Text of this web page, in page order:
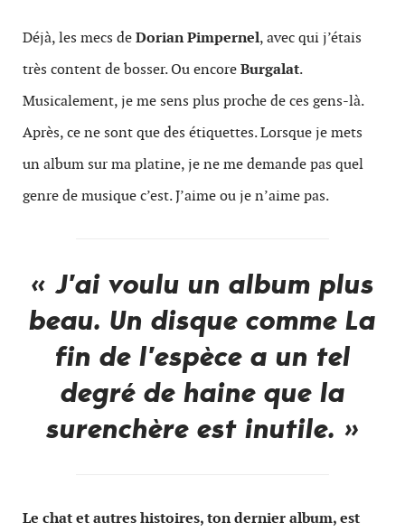
Déjà, les mecs deDorian Pimpernel, avec qui j’étais
très content de bosser. Ou encoreBurgalat.
Musicalement, je me sens plus proche de ces gens-là.
Après, ce ne sont que des étiquettes. Lorsque je mets
un album sur ma platine, je ne me demande pas quel
genre de musique c’est. J’aime ou je n’aime pas.
« J’ai voulu un album plus
beau. Un disque comme La
fin de l’espèce a un tel
degré de haine que la
surenchère est inutile. »
Le chat et autres histoires, ton dernier album, est